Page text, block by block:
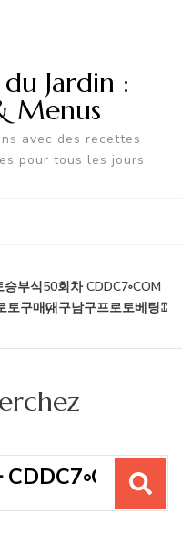
Jardin :
Menus
avec des recettes
pour tous les jours
부식50회차 CDDC7༚COM
구매ӱ대구남구프로토베팅⑄